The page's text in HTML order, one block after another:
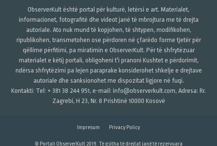
ObserverKult është portal për kulturë, letërsi e art. Materialet,
informacionet, fotografitë dhe videot janë të mbrojtura me të drejta
autoriale. Ato nuk mund të kopjohen, të shtypen, modifikohen,
ripublikohen, transmetohen ose përdoren në çfarëdo forme tjetër për
qëllime përfitimi, pa miratimin e ObserverKult. Për të shfrytëzuar
materialet e këtij portali, obligoheni t'i pranoni Kushtet e përdorimit,
ndërsa shfrytëzimi pa lejen paraprake konsiderohet shkelje e drejtave
autoriale dhe sanksionohet me dispozitat ligjore në fuqi.
Kontakti: Tel: + 381 38 244 951, e-mail: info@observerkult.com, Adresa: Rr.
Zagrebi, H 23, Nr. 8 Prishtinë 10000 Kosovë
Impresum Privacy Policy
© Portali ObserverKult 2019. Të gjitha të drejtat janë të rezervuara